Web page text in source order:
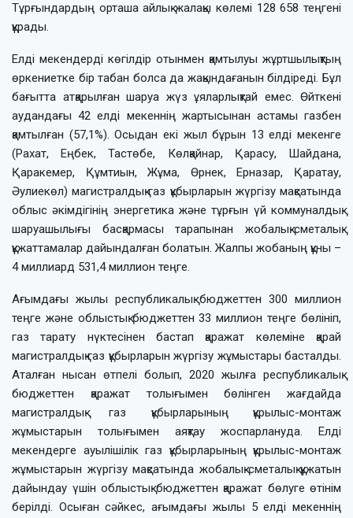
Тұрғындардың орташа айлық жалақы көлемі 128 658 теңгені
құрады.
Елді мекендерді көгілдір отынмен қамтылуы жұртшылықтың
өркениетке бір табан болса да жақындағанын білдіреді. Бұл
бағытта атқарылған шаруа жүз ұяларлықтай емес. Өйткені
аудандағы 42 елді мекеннің жартысынан астамы газбен
қамтылған (57,1%). Осыдан екі жыл бұрын 13 елді мекенге
(Рахат, Еңбек, Тастөбе, Көлқайнар, Қарасу, Шайдана,
Қаракемер, Құмтиын, Жұма, Өрнек, Ерназар, Қаратау,
Әулиекөл) магистралдық газ құбырларын жүргізу мақсатында
облыс әкімдігінің энергетика және тұрғын үй коммуналдық
шаруашылығы басқармасы тарапынан жобалық-сметалық
құжаттамалар дайындалған болатын. Жалпы жобаның құны –
4 миллиард 531,4 миллион теңге.
Ағымдағы жылы республикалық бюджеттен 300 миллион
теңге және облыстық бюджеттен 33 миллион теңге бөлініп,
газ тарату нүктесінен бастап қаражат көлеміне қарай
магистралдық газ құбырларын жүргізу жұмыстары басталды.
Аталған нысан өтпелі болып, 2020 жылға республикалық
бюджеттен қаражат толығымен бөлінген жағдайда
магистралдық газ құбырларының құрылыс-монтаж
жұмыстарын толығымен аяқтау жоспарлануда. Елді
мекендерге ауылішілік газ құбырларының құрылыс-монтаж
жұмыстарын жүргізу мақсатында жобалық-сметалық құжатын
дайындау үшін облыстық бюджеттен қаражат бөлуге өтінім
берілді. Осыған сәйкес, ағымдағы жылы 5 елді мекеннің